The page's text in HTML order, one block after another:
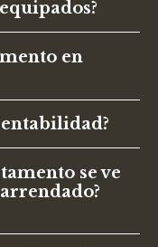
en
se ve